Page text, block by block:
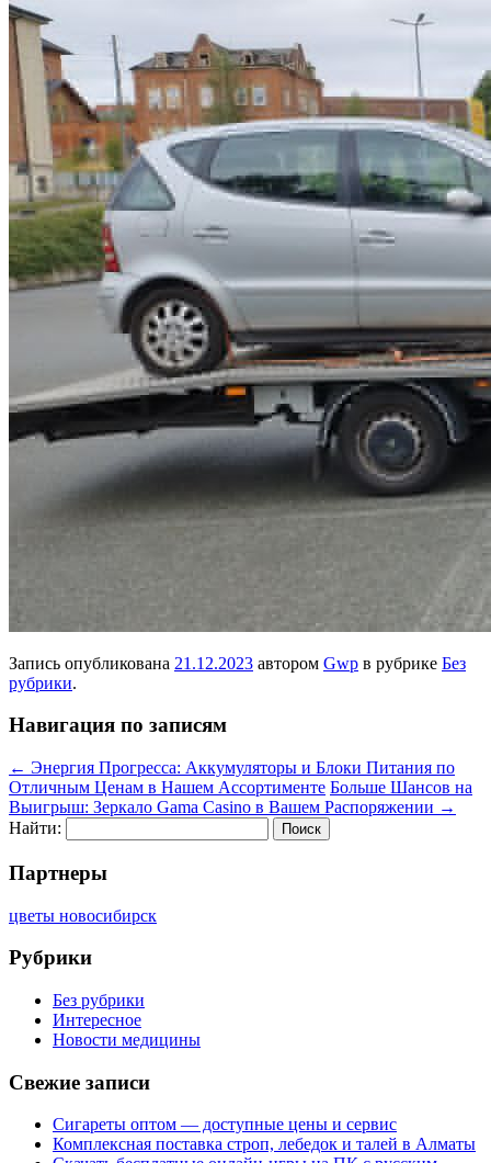
Запись опубликована 21.12.2023 автором Gwp в рубрике Без
рубрики.
Навигация по записям
← Энергия Прогресса: Аккумуляторы и Блоки Питания по
Отличным Ценам в Нашем Ассортименте Больше Шансов на
Выигрыш: Зеркало Gama Casino в Вашем Распоряжении →
Найти:
Партнеры
цветы новосибирск
Рубрики
Без рубрики
Интересное
Новости медицины
Свежие записи
Сигареты оптом — доступные цены и сервис
Комплексная поставка строп, лебедок и талей в Алматы